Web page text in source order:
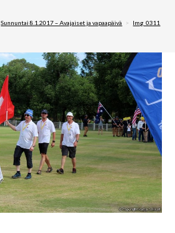
Sunnuntai 8.1.2017 – Avajaiset ja vapaapäivä > Img_0311